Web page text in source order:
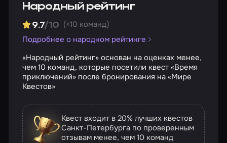
Народный рейтинг
9.7/10 (<10 команд)
Подробнее о народном рейтинге
«Народный рейтинг» основан на оценках менее,
чем 10 команд, которые посетили квест «Время
приключений» после бронирования на «Мире
Квестов»
Квест входит в 20% лучших квестов
Санкт-Петербурга по проверенным
отзывам менее, чем 10 команд